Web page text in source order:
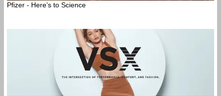
Pfizer - Here’s to Science